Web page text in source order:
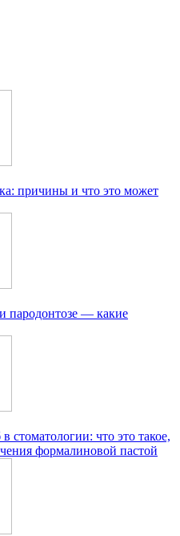
причины и что это может
пародонтозе — какие
стоматологии: что это такое,
формалиновой пастой